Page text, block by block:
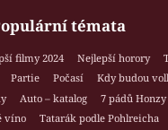
témata
filmy 2024 Nejlepší horory
Partie Počasí
Kdy budou
Auto – katalog
7 pádů
víno Tatarák podle Pohlreicha